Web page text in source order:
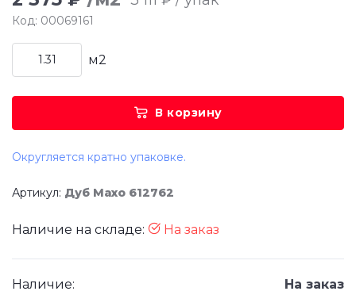
Код: 00069161
м2
В корзину
Округляется кратно упаковке.
Артикул: Дуб Махо 612762
Наличие на складе: На заказ
Наличие:
На заказ